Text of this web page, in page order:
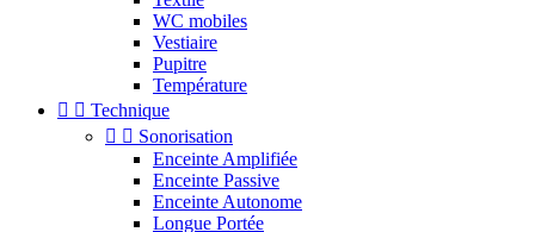
WC mobiles
Vestiaire
Pupitre
Température
  Technique
  Sonorisation
Enceinte Amplifiée
Enceinte Passive
Enceinte Autonome
Longue Portée